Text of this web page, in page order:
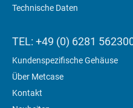
Technische Daten
TEL: +49 (0) 6281
Kundenspezifische Gehäuse
Über Metcase
Kontakt